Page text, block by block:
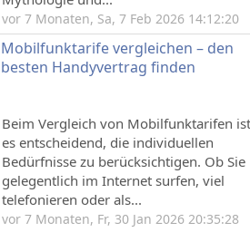
vor 7 Monaten, Sa, 7 Feb 2026 14:12:20
Mobilfunktarife vergleichen – den
besten Handyvertrag finden
Beim Vergleich von Mobilfunktarifen ist
es entscheidend, die individuellen
Bedürfnisse zu berücksichtigen. Ob Sie
gelegentlich im Internet surfen, viel
telefonieren oder als...
vor 7 Monaten, Fr, 30 Jan 2026 20:35:28